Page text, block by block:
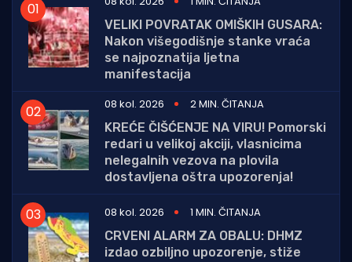
VELIKI POVRATAK OMIŠKIH GUSARA:
Nakon višegodišnje stanke vraća
se najpoznatija ljetna
manifestacija
08 kol. 2026
2 MIN. ČITANJA
KREĆE ČIŠĆENJE NA VIRU! Pomorski
redari u velikoj akciji, vlasnicima
nelegalnih vezova na plovila
dostavljena oštra upozorenja!
08 kol. 2026
1 MIN. ČITANJA
CRVENI ALARM ZA OBALU: DHMZ
izdao ozbiljno upozorenje, stiže